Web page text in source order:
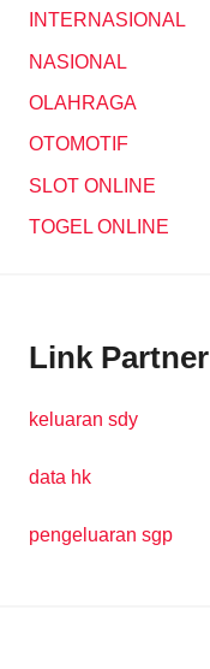
INTERNASIONAL
NASIONAL
OLAHRAGA
OTOMOTIF
SLOT ONLINE
TOGEL ONLINE
Link Partner
keluaran sdy
data hk
pengeluaran sgp